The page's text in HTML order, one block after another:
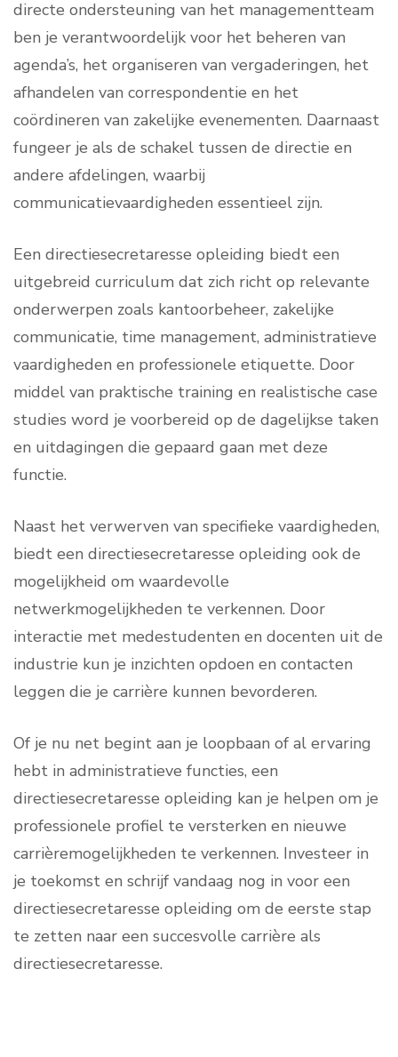
directe ondersteuning van het managementteam
ben je verantwoordelijk voor het beheren van
agenda’s, het organiseren van vergaderingen, het
afhandelen van correspondentie en het
coördineren van zakelijke evenementen. Daarnaast
fungeer je als de schakel tussen de directie en
andere afdelingen, waarbij
communicatievaardigheden essentieel zijn.
Een directiesecretaresse opleiding biedt een
uitgebreid curriculum dat zich richt op relevante
onderwerpen zoals kantoorbeheer, zakelijke
communicatie, time management, administratieve
vaardigheden en professionele etiquette. Door
middel van praktische training en realistische case
studies word je voorbereid op de dagelijkse taken
en uitdagingen die gepaard gaan met deze
functie.
Naast het verwerven van specifieke vaardigheden,
biedt een directiesecretaresse opleiding ook de
mogelijkheid om waardevolle
netwerkmogelijkheden te verkennen. Door
interactie met medestudenten en docenten uit de
industrie kun je inzichten opdoen en contacten
leggen die je carrière kunnen bevorderen.
Of je nu net begint aan je loopbaan of al ervaring
hebt in administratieve functies, een
directiesecretaresse opleiding kan je helpen om je
professionele profiel te versterken en nieuwe
carrièremogelijkheden te verkennen. Investeer in
je toekomst en schrijf vandaag nog in voor een
directiesecretaresse opleiding om de eerste stap
te zetten naar een succesvolle carrière als
directiesecretaresse.